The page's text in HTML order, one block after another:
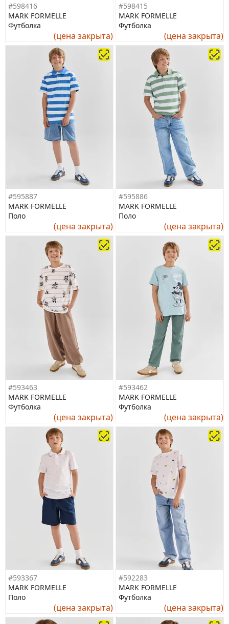
#598416
MARK FORMELLE
Футболка
(цена закрыта)
#598415
MARK FORMELLE
Футболка
(цена закрыта)
#595887
MARK FORMELLE
Поло
(цена закрыта)
#595886
MARK FORMELLE
Поло
(цена закрыта)
#593463
MARK FORMELLE
Футболка
(цена закрыта)
#593462
MARK FORMELLE
Футболка
(цена закрыта)
#593367
MARK FORMELLE
Поло
(цена закрыта)
#592283
MARK FORMELLE
Футболка
(цена закрыта)